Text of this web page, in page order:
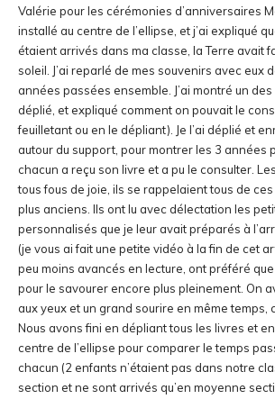
Valérie pour les cérémonies d’anniversaires
installé au centre de l’ellipse, et j’ai expliqué
étaient arrivés dans ma classe, la Terre avait
soleil. J’ai reparlé de mes souvenirs avec eux
années passées ensemble. J’ai montré un des
déplié, et expliqué comment on pouvait le
feuilletant ou en le dépliant). Je l’ai déplié et
autour du support, pour montrer les 3 années
chacun a reçu son livre et a pu le consulter.
tous fous de joie, ils se rappelaient tous de
plus anciens. Ils ont lu avec délectation les
personnalisés que je leur avait préparés à
(je vous ai fait une petite vidéo à la fin de cet
peu moins avancés en lecture, ont préféré
pour le savourer encore plus pleinement. On
aux yeux et un grand sourire en même temps,
Nous avons fini en dépliant tous les livres et
centre de l’ellipse pour comparer le temps
chacun (2 enfants n’étaient pas dans notre
section et ne sont arrivés qu’en moyenne